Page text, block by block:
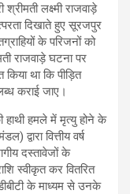
लक्ष्मी राजवाड़े
दिखाते हुए सूरजपुर
के परिजनों को
राजवाड़े घटना पर
था कि पीड़ित
कराई जाए।
हाथी हमले में मृत्यु होने के
द्वारा वित्तीय वर्ष
दस्तावेजों के
स्वीकृत कर वितरित
के माध्यम से उनके